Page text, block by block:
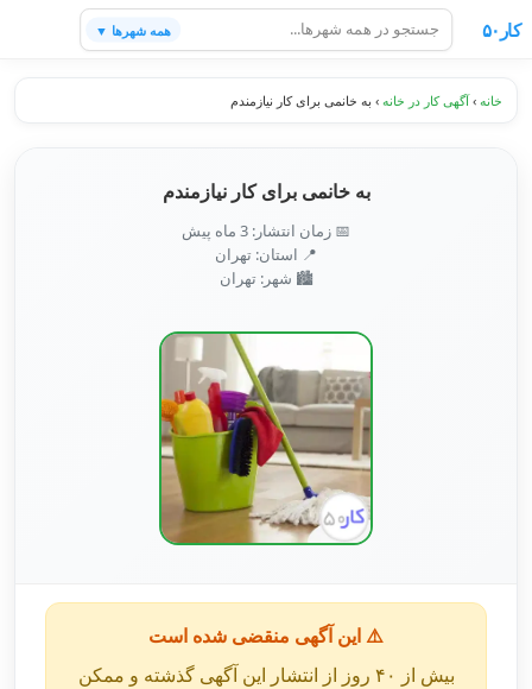
کار۵۰ همه شهرها ▼
خانه ›آگهی کار در خانه › به خانمی برای کار نیازمندم
به خانمی برای کار نیازمندم
📅 زمان انتشار: 3 ماه پیش
📍 استان: تهران
🏙️ شهر: تهران
⚠️ این آگهی منقضی شده است
بیش از ۴۰ روز از انتشار این آگهی گذشته و ممکن